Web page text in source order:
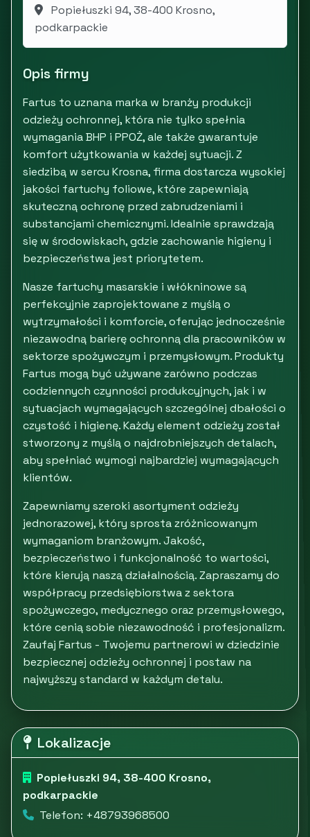
Popiełuszki 94, 38-400 Krosno,
podkarpackie
Opis firmy
Fartus to uznana marka w branży produkcji
odzieży ochronnej, która nie tylko spełnia
wymagania BHP i PPOŻ, ale także gwarantuje
komfort użytkowania w każdej sytuacji. Z
siedzibą w sercu Krosna, firma dostarcza wysokiej
jakości fartuchy foliowe, które zapewniają
skuteczną ochronę przed zabrudzeniami i
substancjami chemicznymi. Idealnie sprawdzają
się w środowiskach, gdzie zachowanie higieny i
bezpieczeństwa jest priorytetem.
Nasze fartuchy masarskie i włókninowe są
perfekcyjnie zaprojektowane z myślą o
wytrzymałości i komforcie, oferując jednocześnie
niezawodną barierę ochronną dla pracowników w
sektorze spożywczym i przemysłowym. Produkty
Fartus mogą być używane zarówno podczas
codziennych czynności produkcyjnych, jak i w
sytuacjach wymagających szczególnej dbałości o
czystość i higienę. Każdy element odzieży został
stworzony z myślą o najdrobniejszych detalach,
aby spełniać wymogi najbardziej wymagających
klientów.
Zapewniamy szeroki asortyment odzieży
jednorazowej, który sprosta zróżnicowanym
wymaganiom branżowym. Jakość,
bezpieczeństwo i funkcjonalność to wartości,
które kierują naszą działalnością. Zapraszamy do
współpracy przedsiębiorstwa z sektora
spożywczego, medycznego oraz przemysłowego,
które cenią sobie niezawodność i profesjonalizm.
Zaufaj Fartus - Twojemu partnerowi w dziedzinie
bezpiecznej odzieży ochronnej i postaw na
najwyższy standard w każdym detalu.
Lokalizacje
Popiełuszki 94, 38-400 Krosno,
podkarpackie
Telefon: +48793968500